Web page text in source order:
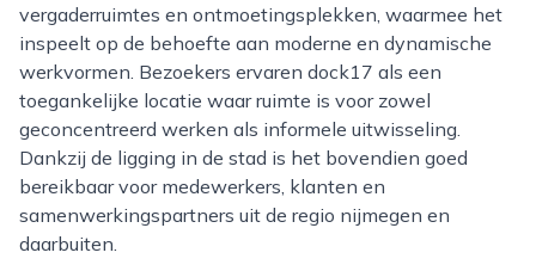
vergaderruimtes en ontmoetingsplekken, waarmee het
inspeelt op de behoefte aan moderne en dynamische
werkvormen. Bezoekers ervaren dock17 als een
toegankelijke locatie waar ruimte is voor zowel
geconcentreerd werken als informele uitwisseling.
Dankzij de ligging in de stad is het bovendien goed
bereikbaar voor medewerkers, klanten en
samenwerkingspartners uit de regio nijmegen en
daarbuiten.